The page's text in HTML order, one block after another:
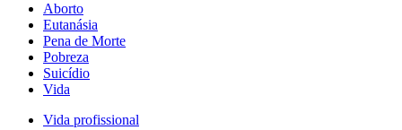
Aborto
Eutanásia
Pena de Morte
Pobreza
Suicídio
Vida
Vida profissional